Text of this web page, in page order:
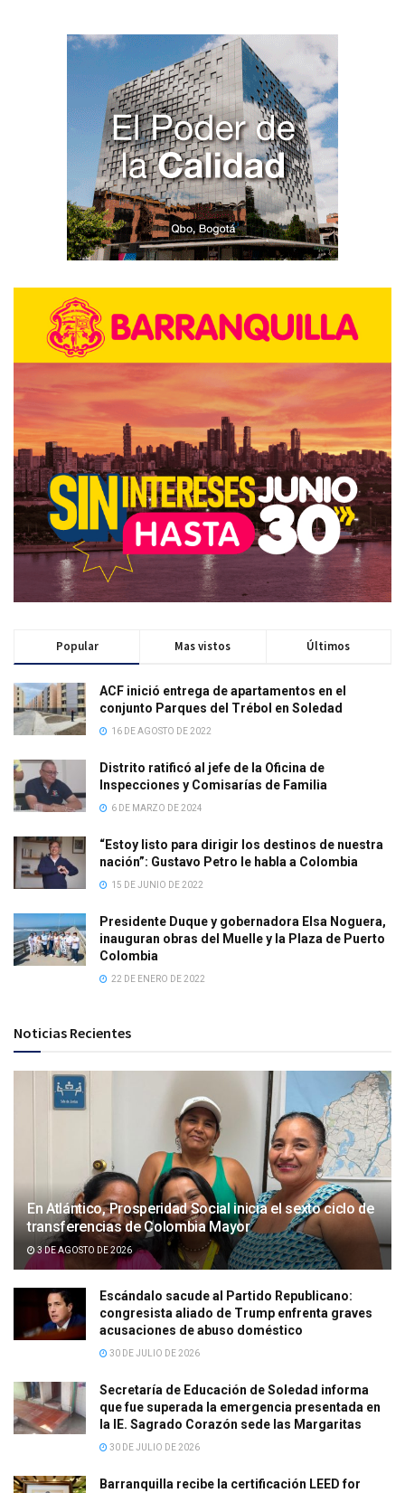
Popular Mas vistos Últimos
ACF inició entrega de apartamentos en el
conjunto Parques del Trébol en Soledad
16 DE AGOSTO DE 2022
Distrito ratificó al jefe de la Oficina de
Inspecciones y Comisarías de Familia
6 DE MARZO DE 2024
“Estoy listo para dirigir los destinos de nuestra
nación”: Gustavo Petro le habla a Colombia
15 DE JUNIO DE 2022
Presidente Duque y gobernadora Elsa Noguera,
inauguran obras del Muelle y la Plaza de Puerto
Colombia
22 DE ENERO DE 2022
Noticias Recientes
En Atlántico, Prosperidad Social inicia el sexto ciclo de
transferencias de Colombia Mayor
3 DE AGOSTO DE 2026
Escándalo sacude al Partido Republicano:
congresista aliado de Trump enfrenta graves
acusaciones de abuso doméstico
30 DE JULIO DE 2026
Secretaría de Educación de Soledad informa
que fue superada la emergencia presentada en
la IE. Sagrado Corazón sede las Margaritas
30 DE JULIO DE 2026
Barranquilla recibe la certificación LEED for